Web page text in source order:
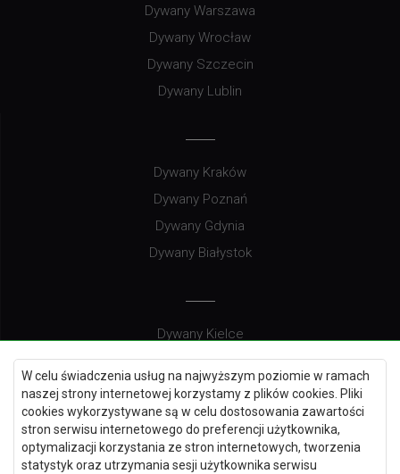
W celu świadczenia usług na najwyższym poziomie w ramach
naszej strony internetowej korzystamy z plików cookies. Pliki
cookies wykorzystywane są w celu dostosowania zawartości
stron serwisu internetowego do preferencji użytkownika,
optymalizacji korzystania ze stron internetowych, tworzenia
statystyk oraz utrzymania sesji użytkownika serwisu
Dywany Warszawa
Dywany Wrocław
Dywany Szczecin
Dywany Lublin
Dywany Kraków
Dywany Poznań
Dywany Gdynia
Dywany Białystok
Dywany Kielce
Dywany Gdańsk
Dywany Toruń
Dywany Bydgoszcz